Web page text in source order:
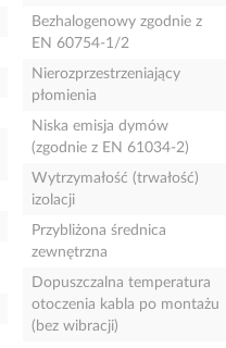
Bezhalogenowy zgodnie z
EN 60754-1/2
Nierozprzestrzeniający
płomienia
Niska emisja dymów
(zgodnie z EN 61034-2)
Wytrzymałość (trwałość)
izolacji
Przybliżona średnica
zewnętrzna
Dopuszczalna temperatura
otoczenia kabla po montażu
(bez wibracji)